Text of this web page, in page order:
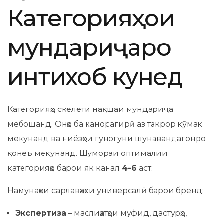
Категорияҳои
мундариҷаро
интихоб кунед
Категорияҳо скелети нақшаи мундариҷа
мебошанд. Онҳо ба канорагирӣ аз такрор кӯмак
мекунанд ва ниёзҳои гуногуни шунавандагонро
қонеъ мекунанд. Шумораи оптималии
категорияҳо барои як канал 4–6 аст.
Намунаҳои сарлавҳаҳои универсалӣ барои бренд:
Экспертиза – маслиҳатҳои муфид, дастурҳо,